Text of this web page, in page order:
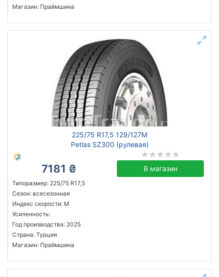
Магазин: Праймшина
225/75 R17,5 129/127M
Petlas SZ300 (рулевая)
7181 ₴ В магазин
Типоразмер: 225/75 R17,5
Сезон: всесезонная
Индекс скорости: M
Усиленность:
Год производства: 2025
Страна: Турция
Магазин: Праймшина